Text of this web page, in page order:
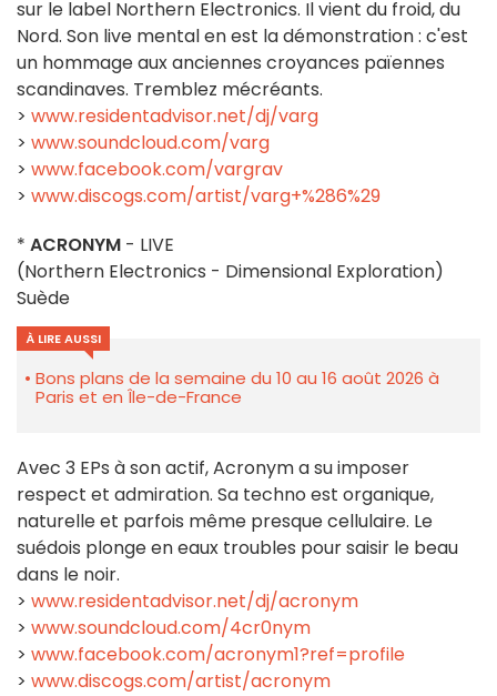
sur le label Northern Electronics. Il vient du froid, du
Nord. Son live mental en est la démonstration : c'est
un hommage aux anciennes croyances païennes
scandinaves. Tremblez mécréants.
> www.residentadvisor.net/dj/varg
> www.soundcloud.com/varg
> www.facebook.com/vargrav
> www.discogs.com/artist/varg+%286%29
* ACRONYM - LIVE
(Northern Electronics - Dimensional Exploration)
Suède
À LIRE AUSSI
Bons plans de la semaine du 10 au 16 août 2026 à
Paris et en Île-de-France
Avec 3 EPs à son actif, Acronym a su imposer
respect et admiration. Sa techno est organique,
naturelle et parfois même presque cellulaire. Le
suédois plonge en eaux troubles pour saisir le beau
dans le noir.
> www.residentadvisor.net/dj/acronym
> www.soundcloud.com/4cr0nym
> www.facebook.com/acronym1?ref=profile
> www.discogs.com/artist/acronym